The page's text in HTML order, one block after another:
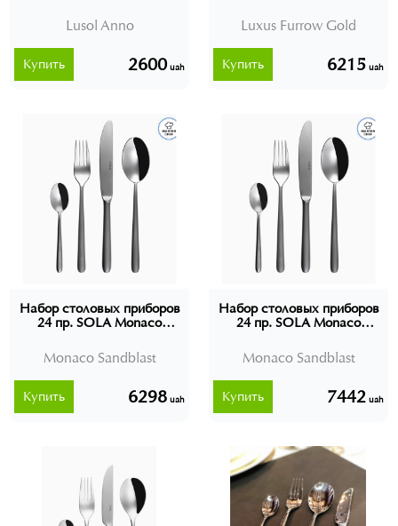
Lusol Anno
2600 uah
Купить
подарочной упаковки)
Luxus Furrow Gold
6215 uah
Купить
Набор столовых приборов
24 пр. SOLA Monaco
подарочной упаковки)
Monaco Sandblast
6298 uah
Купить
Набор столовых приборов
24 пр. SOLA Monaco
подарочной упаковке)
Monaco Sandblast
7442 uah
Купить